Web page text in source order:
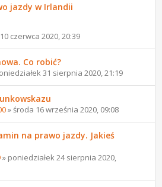
jazdy w Irlandii
czerwca 2020, 20:39
Co robić?
31 sierpnia 2020, 21:19
» środa 16 września 2020, 09:08
na prawo jazdy. Jakieś
» poniedziałek 24 sierpnia 2020,